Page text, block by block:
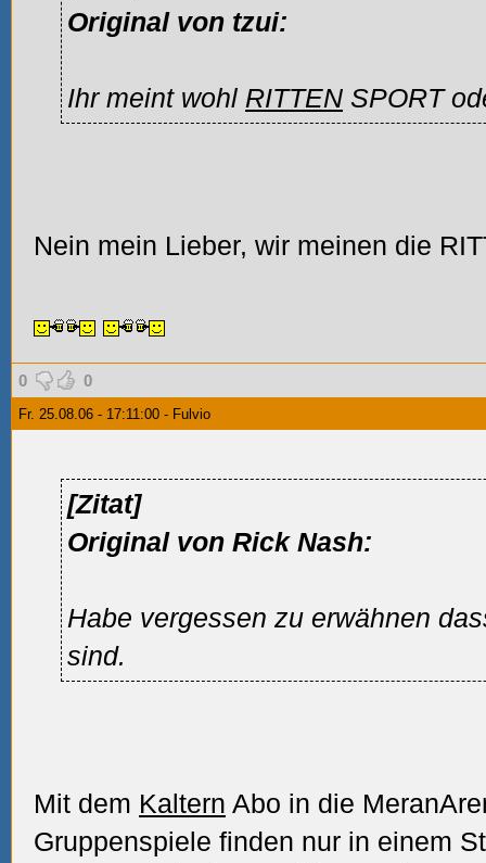
Original von tzui:
Ihr meint wohl RITTEN SPORT
Nein mein Lieber, wir meinen die
0 0
Fr. 25.08.06 - 17:11:00 - Fulvio
[Zitat]
Original von Rick Nash:
Habe vergessen zu erwähnen
sind.
Mit dem Kaltern Abo in die
Gruppenspiele finden nur in einem